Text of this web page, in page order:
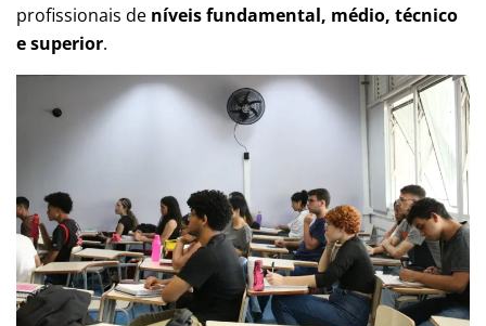
profissionais de níveis fundamental, médio, técnico
e superior.